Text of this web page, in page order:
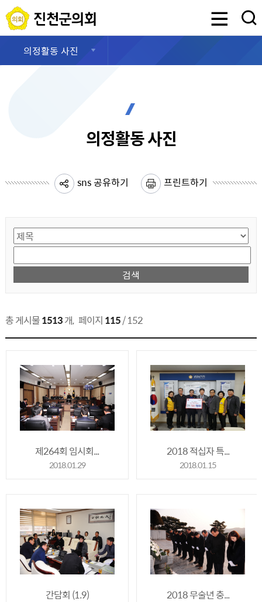
진천군의회
의정활동 사진
의정활동 사진
sns 공유하기 프린트하기
총 게시물1513개, 페이지 115/ 152
제264회 임시회...
2018.01.29
2018 적십자 특...
2018.01.15
간담회 (1.9) 2018 무술년 충...